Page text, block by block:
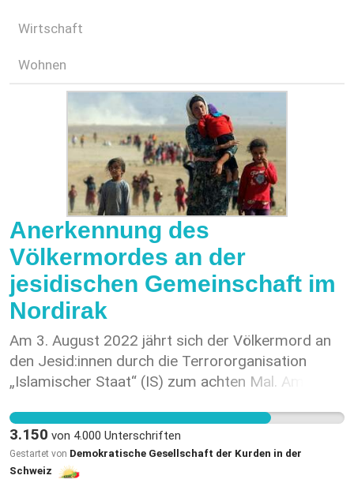
Wirtschaft
Wohnen
Anerkennung des
Völkermordes an der
jesidischen Gemeinschaft im
Nordirak
Am 3. August 2022 jährt sich der Völkermord an
den Jesid:innen durch die Terrororganisation
„Islamischer Staat“ (IS) zum achten Mal. Am
eine gross angelegte militärische Offensive gegen
die traditionell von der kurdischen
Religionsgemeinschaft der Jesid:innen
3.150 von 4.000 Unterschriften
Gestartet von Demokratische Gesellschaft der Kurden in der
Schweiz